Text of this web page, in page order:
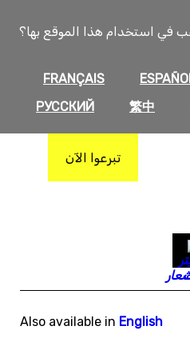
في استخدام هذا الموقع بها؟
FRANÇAIS
繁中
РУССКИЙ
تبرعوا الآن
Also available in English